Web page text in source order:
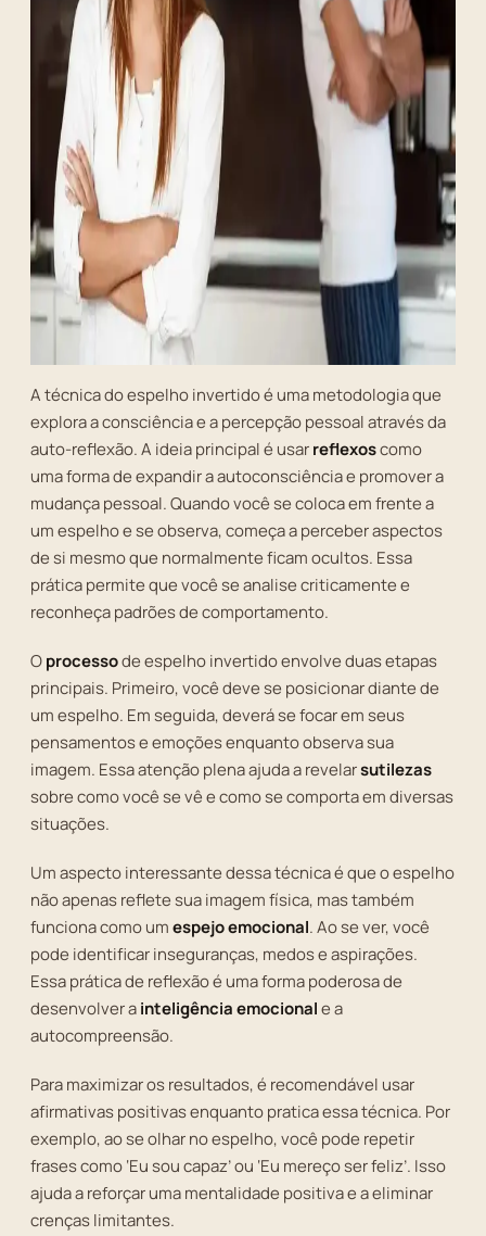
A técnica do espelho invertido é uma metodologia que
explora a consciência e a percepção pessoal através da
auto-reflexão. A ideia principal é usarreflexoscomo
uma forma de expandir a autoconsciência e promover a
mudança pessoal. Quando você se coloca em frente a
um espelho e se observa, começa a perceber aspectos
de si mesmo que normalmente ficam ocultos. Essa
prática permite que você se analise criticamente e
reconheça padrões de comportamento.
Oprocessode espelho invertido envolve duas etapas
principais. Primeiro, você deve se posicionar diante de
um espelho. Em seguida, deverá se focar em seus
pensamentos e emoções enquanto observa sua
imagem. Essa atenção plena ajuda a revelarsutilezas
sobre como você se vê e como se comporta em diversas
situações.
Um aspecto interessante dessa técnica é que o espelho
não apenas reflete sua imagem física, mas também
funciona como umespejo emocional. Ao se ver, você
pode identificar inseguranças, medos e aspirações.
Essa prática de reflexão é uma forma poderosa de
desenvolver ainteligência emocionale a
autocompreensão.
Para maximizar os resultados, é recomendável usar
afirmativas positivas enquanto pratica essa técnica. Por
exemplo, ao se olhar no espelho, você pode repetir
frases como ‘Eu sou capaz’ ou ‘Eu mereço ser feliz’. Isso
ajuda a reforçar uma mentalidade positiva e a eliminar
crenças limitantes.